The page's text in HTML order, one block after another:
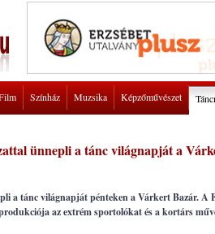
Színház Muzsika Képzőművészet
ünnepli a tánc világnapját a
a tánc világnapját pénteken a Várkert Bazár. A
az extrém sportolókat és a kortárs